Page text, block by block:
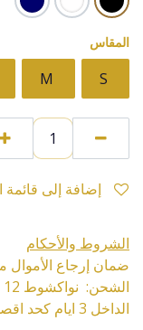
المقاس
S
M
الشروط والأحكام
ضمان إرجاع الأموال
الشحن: نواكشوط 12 ساعة
الداخل 3 ايام كحد اقصى